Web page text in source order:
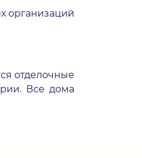
организаций
отделочные
Все дома